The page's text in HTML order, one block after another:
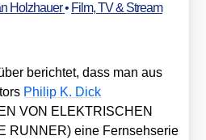
Holzhauer• Film, TV & Stream
berich­tet, dass man aus
Phil­ip K. Dick
VON ELEKTRISCHEN
RUNNER) eine Fern­seh­se­rie